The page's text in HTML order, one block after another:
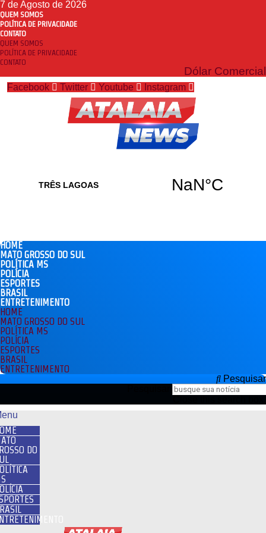
7 de Agosto de 2026
QUEM SOMOS
POLÍTICA DE PRIVACIDADE
CONTATO
QUEM SOMOS
POLÍTICA DE PRIVACIDADE
CONTATO
Dólar Comercial
Facebook Twitter Youtube Instagram
HOME
MATO GROSSO DO SUL
POLÍTICA MS
POLÍCIA
ESPORTES
BRASIL
ENTRETENIMENTO
HOME
MATO GROSSO DO SUL
POLÍTICA MS
POLÍCIA
ESPORTES
BRASIL
ENTRETENIMENTO
Pesquisar
DO